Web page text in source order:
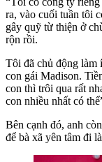
ra, vào cuối tuần tôi
gây quỹ từ thiện ở
rộn rồi.
Tôi đã chủ động làm
con gái Madison.
con thì trôi qua rất
con nhiều nhất có
Bên cạnh đó, anh
để bà xã yên tâm đi